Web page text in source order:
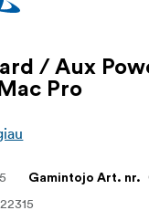
/ Aux
Pro
Gamintojo Art. nr.